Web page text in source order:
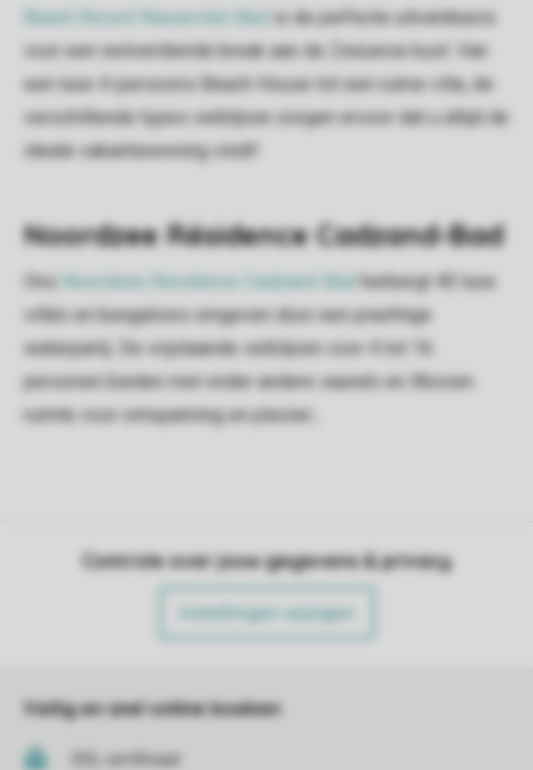
Beach Resort Nieuwvliet-Bad is de perfecte uitvalsbasis
voor een welverdiende break aan de Zeeuwse kust. Van
een luxe 4-persoons Beach House tot een ruime villa, de
verschillende types verblijven zorgen ervoor dat u altijd de
ideale vakantiewoning vindt!
Noordzee Résidence Cadzand-Bad
Ons Noordzee Résidence Cadzand-Bad herbergt 40 luxe
villa’s en bungalows omgeven door een prachtige
waterpartij. De vrijstaande verblijven voor 4 tot 16
personen bieden met onder andere sauna’s en Xboxen
ruimte voor ontspanning en plezier.;
Controle over jouw gegevens & privacy
Instellingen wijzigen
Veilig en snel online boeken
SSL certificaat